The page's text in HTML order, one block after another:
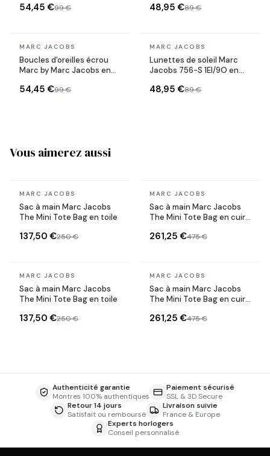
54,45 €99 € 48,95 €89 €
En stock
MARC JACOBS
Boucles d'oreilles écrou
Marc by Marc Jacobs en
54,45 €99 €
En stock
MARC JACOBS
Lunettes de soleil Marc
Jacobs 756-S 1EI/9O en
48,95 €89 €
Vous aimerez aussi
En stock
MARC JACOBS
Sac à main Marc Jacobs
The Mini Tote Bag en toile
137,50 €250 €
En stock
MARC JACOBS
Sac à main Marc Jacobs
The Mini Tote Bag en cuir
261,25 €475 €
En stock
MARC JACOBS
Sac à main Marc Jacobs
The Mini Tote Bag en toile
137,50 €250 €
En stock
MARC JACOBS
Sac à main Marc Jacobs
The Mini Tote Bag en cuir
261,25 €475 €
Authenticité garantie
Montres 100% authentiques
Paiement sécurisé
SSL & 3D Secure
Retour 14 jours
Satisfait ou remboursé
Livraison suivie
France & Europe
Experts horlogers
Conseil personnalisé